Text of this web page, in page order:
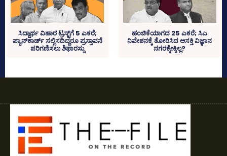
ಸಿದ್ದಾರ್ಥ ವಿಹಾರ ಟ್ರಸ್ಟ್‌ಗೆ 5 ಎಕರೆ;
ಪ್ಯಾನ್‌ಕಾರ್ಡ್‌ ಸಲ್ಲಿಸದಿದ್ದರೂ ಪ್ರಸ್ತಾವನೆ
ಪರಿಗಣಿಸಲು ಶಿಫಾರಸ್ಸು
ಹಂಚಿಕೆಯಾಗದ 25 ಎಕರೆ; ಸಿಎ
ನಿವೇಶನಕ್ಕೆ ತೋರಿಸಿದ ಆಸಕ್ತಿ ವಿಜ್ಞಾನ
ನಗರಕ್ಕೇಕ್ಕಿಲ್ಲ?